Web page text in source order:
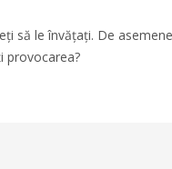
să le învățați. De
provocarea?